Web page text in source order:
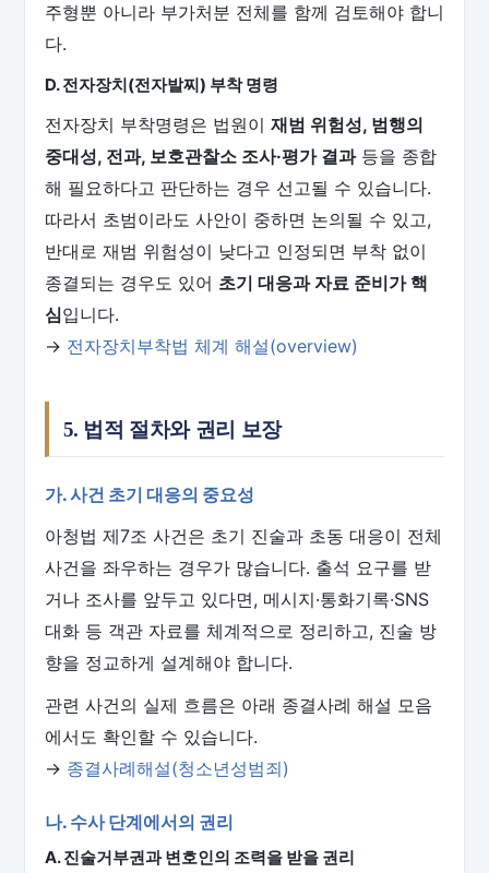
주형뿐 아니라 부가처분 전체를 함께 검토해야 합니
다.
D. 전자장치(전자발찌) 부착 명령
전자장치 부착명령은 법원이 재범 위험성, 범행의
중대성, 전과, 보호관찰소 조사·평가 결과등을 종합
해 필요하다고 판단하는 경우 선고될 수 있습니다.
따라서 초범이라도 사안이 중하면 논의될 수 있고,
반대로 재범 위험성이 낮다고 인정되면 부착 없이
종결되는 경우도 있어 초기 대응과 자료 준비가 핵
심입니다.
→ 전자장치부착법 체계 해설(overview)
5. 법적 절차와 권리 보장
가. 사건 초기 대응의 중요성
아청법 제7조 사건은 초기 진술과 초동 대응이 전체
사건을 좌우하는 경우가 많습니다. 출석 요구를 받
거나 조사를 앞두고 있다면, 메시지·통화기록·SNS
대화 등 객관 자료를 체계적으로 정리하고, 진술 방
향을 정교하게 설계해야 합니다.
관련 사건의 실제 흐름은 아래 종결사례 해설 모음
에서도 확인할 수 있습니다.
→ 종결사례해설(청소년성범죄)
나. 수사 단계에서의 권리
A. 진술거부권과 변호인의 조력을 받을 권리